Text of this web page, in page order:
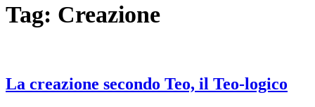
Tag: Creazione
La creazione secondo Teo, il Teo-logico